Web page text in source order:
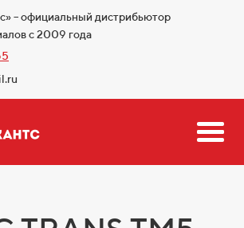
– официальный дистрибьютор
с 2009 года